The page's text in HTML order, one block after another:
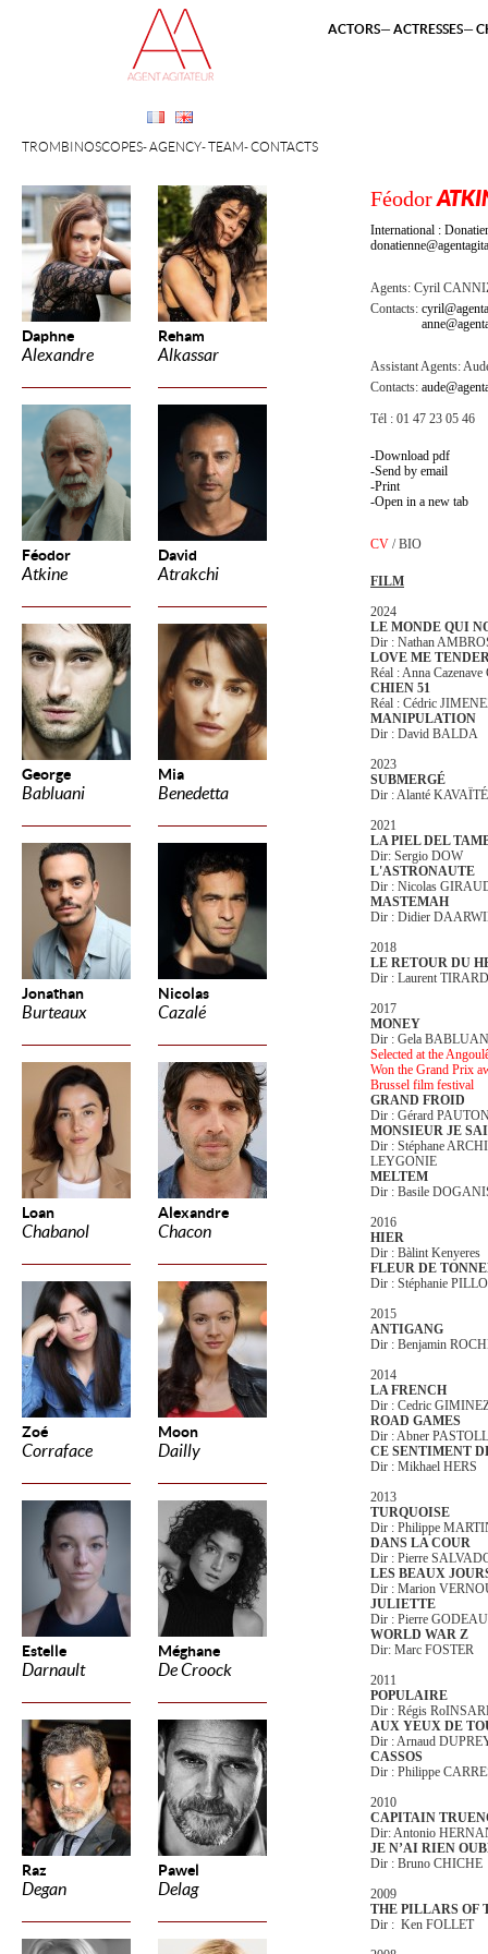
Daphne
Alexandre
Reham
Alkassar
Féodor
Atkine
David
Atrakchi
George
Babluani
Mia
Benedetta
Jonathan
Burteaux
Nicolas
Cazalé
Loan
Chabanol
Alexandre
Chacon
Zoé
Corraface
Moon
Dailly
Estelle
Darnault
Méghane
De Croock
Raz
Degan
Pawel
Delag
TROMBINOSCOPES AGENCY TEAM CONTACTS
ACTORS ACTRESSES
Féodor
International :
Agents: Cyril
Contacts:
Assistant Agents:
Contacts:
Tél : 01 47 23 05 46
Download pdf
Send by email
Print
Open in a new tab
CV /BIO
FILM
2024
LE MONDE QUI
Dir : Nathan
LOVE ME
Réal : Anna Cazenave
CHIEN 51
Réal : Cédric
MANIPULATION
Dir : David BALDA
2023
SUBMERGÉ
Dir : Alanté KAVAÏTÉ
2021
LA PIEL DEL
Dir: Sergio DOW
L'ASTRONAUTE
Dir : Nicolas
MASTEMAH
Dir : Didier
2018
LE RETOUR DU
Dir : Laurent TIRARD
2017
MONEY
Dir : Gela
Selected at the
Won the Grand Prix
Brussel film festival
GRAND FROID
Dir : Gérard
MONSIEUR JE
Dir : Stéphane
LEYGONIE
MELTEM
Dir : Basile
2016
HIER
Dir : Bàlint Kenyeres
FLEUR DE
Dir : Stéphanie
2015
ANTIGANG
Dir : Benjamin
2014
LA FRENCH
Dir : Cedric
ROAD GAMES
Dir : Abner PASTOLL
CE SENTIMENT
Dir : Mikhael HERS
2013
TURQUOISE
Dir : Philippe
DANS LA COUR
Dir : Pierre
LES BEAUX
Dir : Marion
JULIETTE
Dir : Pierre GODEAU
WORLD WAR Z
Dir: Marc FOSTER
2011
POPULAIRE
Dir : Régis
AUX YEUX DE
Dir : Arnaud
CASSOS
Dir : Philippe
2010
CAPITAIN
Dir: Antonio
JE N’AI RIEN
Dir : Bruno CHICHE
2009
THE PILLARS OF
Dir : Ken FOLLET